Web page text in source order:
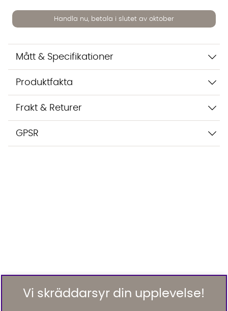
Handla nu, betala i slutet av oktober
Mått & Specifikationer
Produktfakta
Frakt & Returer
GPSR
Vi skräddarsyr din upplevelse!